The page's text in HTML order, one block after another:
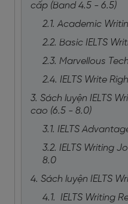
cấp (Band 4.5 - 6.5)
2.1. Academic
2.2. Basic IELTS
2.3. Marvellous
2.4. IELTS Write
3. Sách luyện IELTS
cao (6.5 - 8.0)
3.1. IELTS
3.2. IELTS Writing
8.0
4. Sách luyện IELTS
4.1. IELTS Writing